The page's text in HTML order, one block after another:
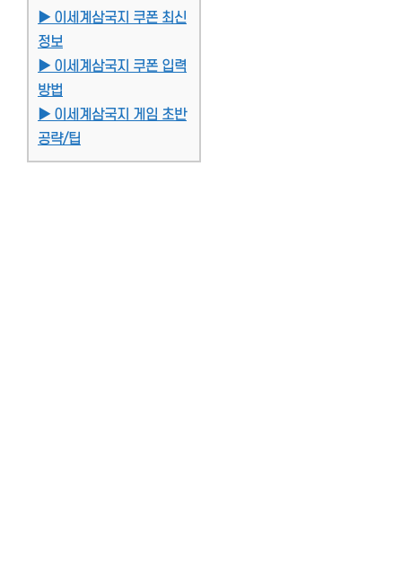
▶ 이세계삼국지 쿠폰 최신
정보
▶ 이세계삼국지 쿠폰 입력
방법
▶ 이세계삼국지 게임 초반
공략/팁